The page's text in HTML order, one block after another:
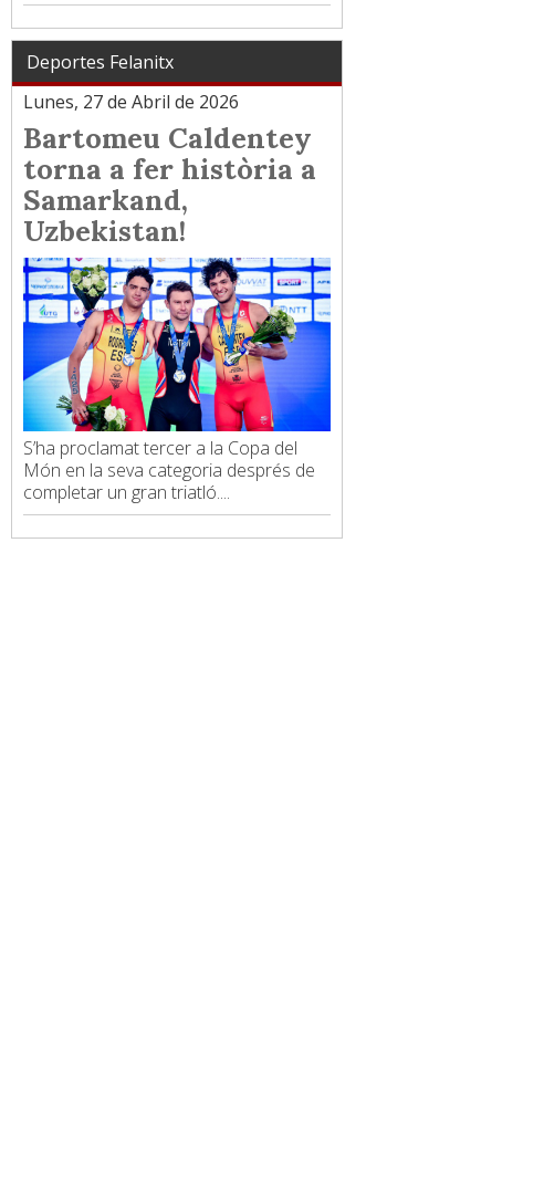
Deportes Felanitx
Lunes, 27 de Abril de 2026
Bartomeu Caldentey
torna a fer història a
Samarkand,
Uzbekistan!
S’ha proclamat tercer a la Copa del
Món en la seva categoria després de
completar un gran triatló....